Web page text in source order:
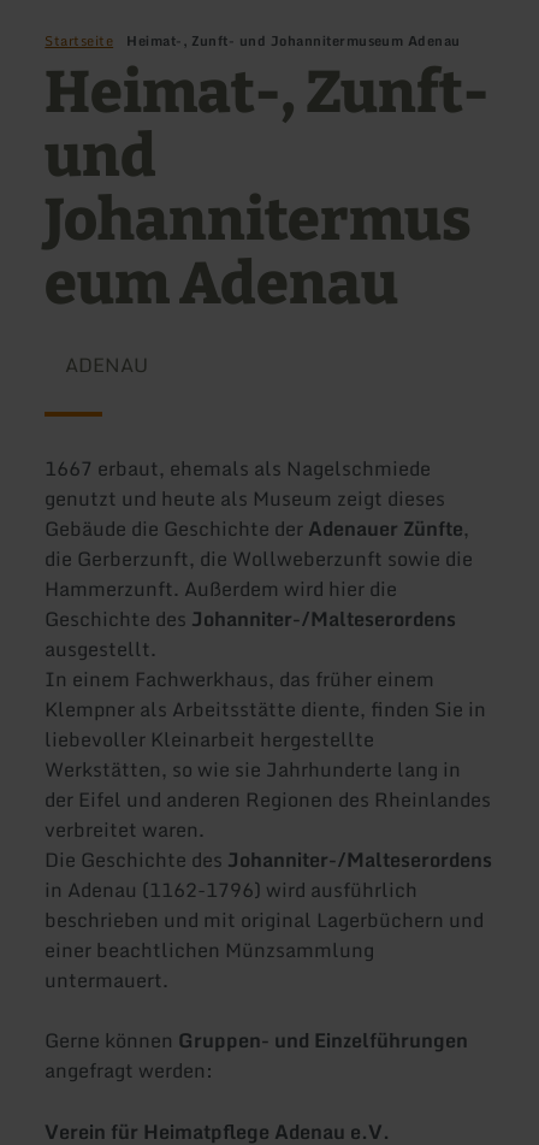
Startseite Heimat-, Zunft- und Johannitermuseum Adenau
Heimat-, Zunft-
und
Johannitermus
eum Adenau
ADENAU
1667 erbaut, ehemals als Nagelschmiede
genutzt und heute als Museum zeigt dieses
Gebäude die Geschichte derAdenauer Zünfte,
die Gerberzunft, die Wollweberzunft sowie die
Hammerzunft. Außerdem wird hier die
Geschichte des Johanniter-/Malteserordens
ausgestellt.
In einem Fachwerkhaus, das früher einem
Klempner als Arbeitsstätte diente, finden Sie in
liebevoller Kleinarbeit hergestellte
Werkstätten, so wie sie Jahrhunderte lang in
der Eifel und anderen Regionen des Rheinlandes
verbreitet waren.
Die Geschichte des Johanniter-/Malteserordens
in Adenau (1162-1796) wird ausführlich
beschrieben und mit original Lagerbüchern und
einer beachtlichen Münzsammlung
untermauert.
Gerne können Gruppen- und Einzelführungen
angefragt werden:
Verein für Heimatpflege Adenau e.V.